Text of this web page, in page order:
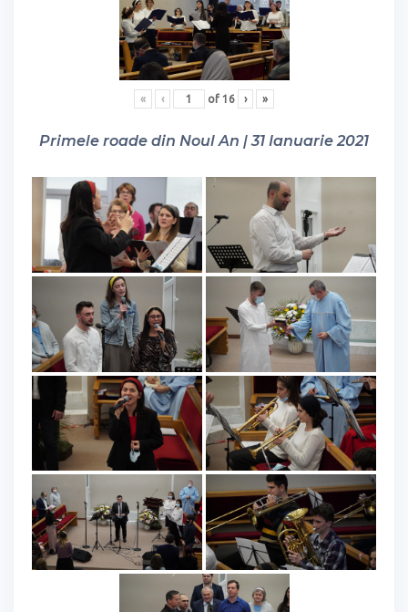
« ‹ of 16 › »
Primele roade din Noul An | 31 Ianuarie 2021